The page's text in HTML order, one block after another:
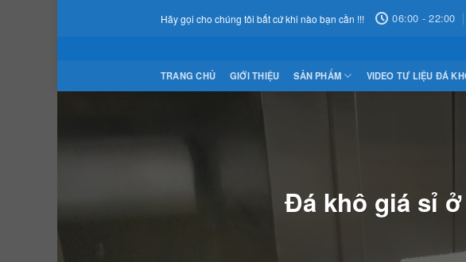
Hãy gọi cho chúng tôi bất cứ khi nào bạn cần !!! 06:00 - 22:00
TRANG CHỦ GIỚI THIỆU SẢN PHẨM VIDEO TƯ LIỆU ĐÁ
Đá khô giá sỉ